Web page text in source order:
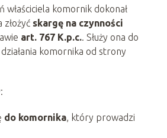
właściciela komornik dokonał
złożyć skargę na czynności
art. 767 K.p.c.. Służy ona do
komornika od strony
do komornika, który prowadzi